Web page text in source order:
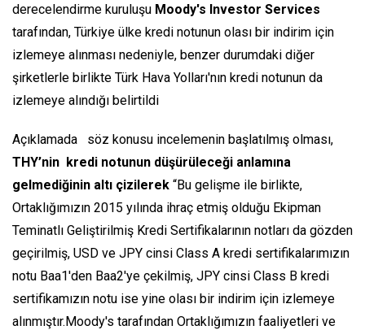
derecelendirme kuruluşu Moody's Investor Services
tarafından, Türkiye ülke kredi notunun olası bir indirim için
izlemeye alınması nedeniyle, benzer durumdaki diğer
şirketlerle birlikte Türk Hava Yolları'nın kredi notunun da
izlemeye alındığı belirtildi
Açıklamada söz konusu incelemenin başlatılmış olması,
THY’nin kredi notunun düşürüleceği anlamına
gelmediğinin altı çizilerek “Bu gelişme ile birlikte,
Ortaklığımızın 2015 yılında ihraç etmiş olduğu Ekipman
Teminatlı Geliştirilmiş Kredi Sertifikalarının notları da gözden
geçirilmiş, USD ve JPY cinsi Class A kredi sertifikalarımızın
notu Baa1'den Baa2'ye çekilmiş, JPY cinsi Class B kredi
sertifikamızın notu ise yine olası bir indirim için izlemeye
alınmıştır.Moody's tarafından Ortaklığımızın faaliyetleri ve